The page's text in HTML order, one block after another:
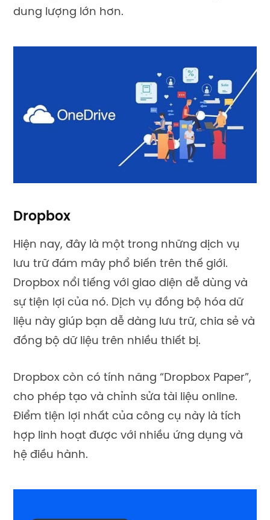
dung lượng lớn hơn.
Dropbox
Hiện nay, đây là một trong những dịch vụ
lưu trữ đám mây phổ biến trên thế giới.
Dropbox nổi tiếng với giao diện dễ dùng và
sự tiện lợi của nó. Dịch vụ đồng bộ hóa dữ
liệu này giúp bạn dễ dàng lưu trữ, chia sẻ và
đồng bộ dữ liệu trên nhiều thiết bị.
Dropbox còn có tính năng “Dropbox Paper”,
cho phép tạo và chỉnh sửa tài liệu online.
Điểm tiện lợi nhất của công cụ này là tích
hợp linh hoạt được với nhiều ứng dụng và
hệ điều hành.